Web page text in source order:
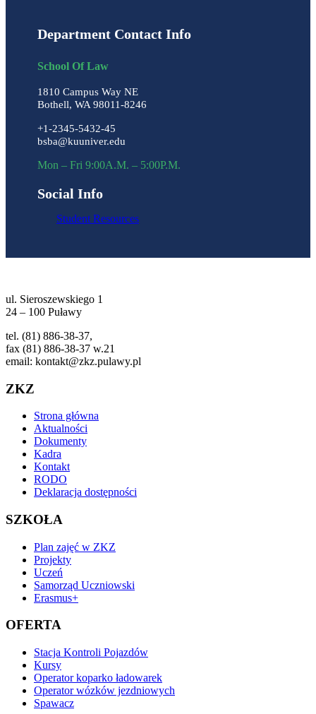
Department Contact Info
School Of Law
1810 Campus Way NE
Bothell, WA 98011-8246
+1-2345-5432-45
bsba@kuuniver.edu
Mon – Fri 9:00A.M. – 5:00P.M.
Social Info
Student Resources
ul. Sieroszewskiego 1
24 – 100 Puławy
tel. (81) 886-38-37,
fax (81) 886-38-37 w.21
email: kontakt@zkz.pulawy.pl
ZKZ
Strona główna
Aktualności
Dokumenty
Kadra
Kontakt
RODO
Deklaracja dostępności
SZKOŁA
Plan zajęć w ZKZ
Projekty
Uczeń
Samorząd Uczniowski
Erasmus+
OFERTA
Stacja Kontroli Pojazdów
Kursy
Operator koparko ładowarek
Operator wózków jezdniowych
Spawacz